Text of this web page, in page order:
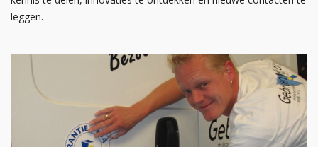
leggen.